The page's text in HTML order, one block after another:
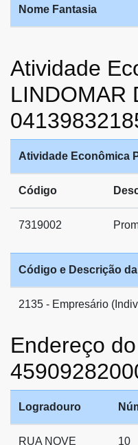
Nome Fantasia
Atividade
LINDOMAR
Atividade Econômica
Código
7319002
Código e Descrição
2135 - Empresário
Endereço
Logradouro
RUA NOVE 10